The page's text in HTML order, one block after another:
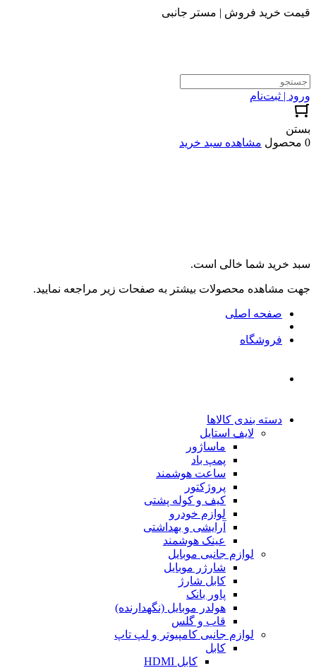
قیمت خرید فروش | مستر جانبی
ورود | ثبت‌نام
بستن
0 محصول
مشاهده سبد خرید
سبد خرید شما خالی است.
جهت مشاهده محصولات بیشتر به صفحات زیر مراجعه نمایید.
صفحه اصلی
فروشگاه
دسته بندی کالاها
لایف استایل
ماساژور
پمپ باد
ساعت هوشمند
پروژکتور
کیف و کوله پشتی
لوازم خودرو
آرایشی و بهداشتی
عینک هوشمند
لوازم جانبی موبایل
شارژر موبایل
کابل شارژ
پاور بانک
هولدر موبایل (نگهدارنده)
قاب و گلس
لوازم جانبی کامپیوتر و لپ تاپ
کابل
کابل HDMI